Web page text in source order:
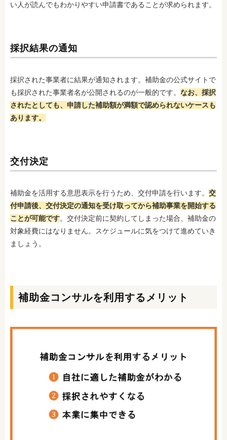
い人が読んでもわかりやすい申請書であることが求められます。
採択結果の通知
採択された事業者に結果が通知されます。補助金の公式サイトで
も採択された事業者名が公開されるのが一般的です。 なお、採択
されたとしても、申請した補助額が満額で認められないケースも
あります。
交付決定
補助金を活用する意思表示を行うため、交付申請を行います。 交
付申請後、交付決定の通知を受け取ってから補助事業を開始する
ことが可能です。交付決定前に契約してしまった場合、補助金の
対象経費にはなりません。スケジュールに気をつけて進めていき
ましょう。
補助金コンサルを利用するメリット